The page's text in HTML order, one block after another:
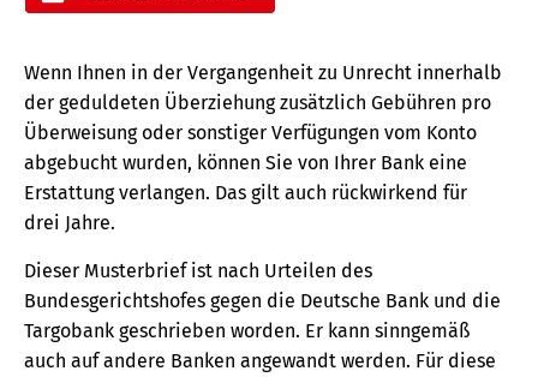
Wenn Ihnen in der Vergangenheit zu Unrecht innerhalb
der geduldeten Überziehung zusätzlich Gebühren pro
Überweisung oder sonstiger Verfügungen vom Konto
abgebucht wurden, können Sie von Ihrer Bank eine
Erstattung verlangen. Das gilt auch rückwirkend für
drei Jahre.
Dieser Musterbrief ist nach Urteilen des
Bundesgerichtshofes gegen die Deutsche Bank und die
Targobank geschrieben worden. Er kann sinngemäß
auch auf andere Banken angewandt werden. Für diese